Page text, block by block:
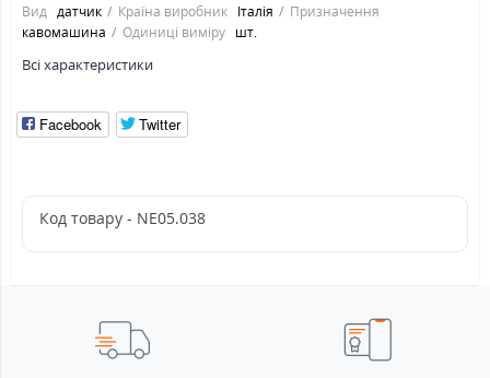
Вид датчик Країна виробник Італія
Призначення
кавомашина
Одиниці виміру шт.
Всі характеристики
Facebook Twitter
Код товару - NE05.038